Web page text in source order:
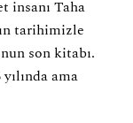
insanı Taha
tarihimizle
son kitabı.
ama